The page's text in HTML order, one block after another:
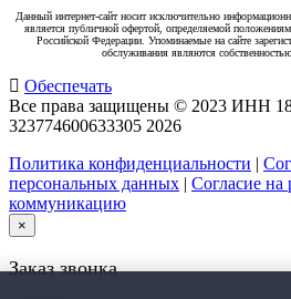
Данный интернет-сайт носит исключительно
является публичной офертой, определяемой
Российской Федерации. Упоминаемые на сайте
обслуживания являются
Обеспечать
Все права защищены © 2023 ИНН
323774600633305 2026
Политика конфиденциальности |
персональных данных | Согласие
коммуникацию
×
Заказ звонка